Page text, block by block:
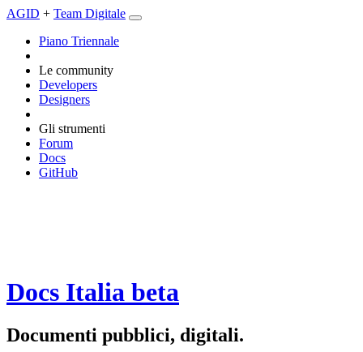
AGID + Team Digitale
Piano Triennale
Le community
Developers
Designers
Gli strumenti
Forum
Docs
GitHub
Docs Italia beta
Documenti pubblici, digitali.